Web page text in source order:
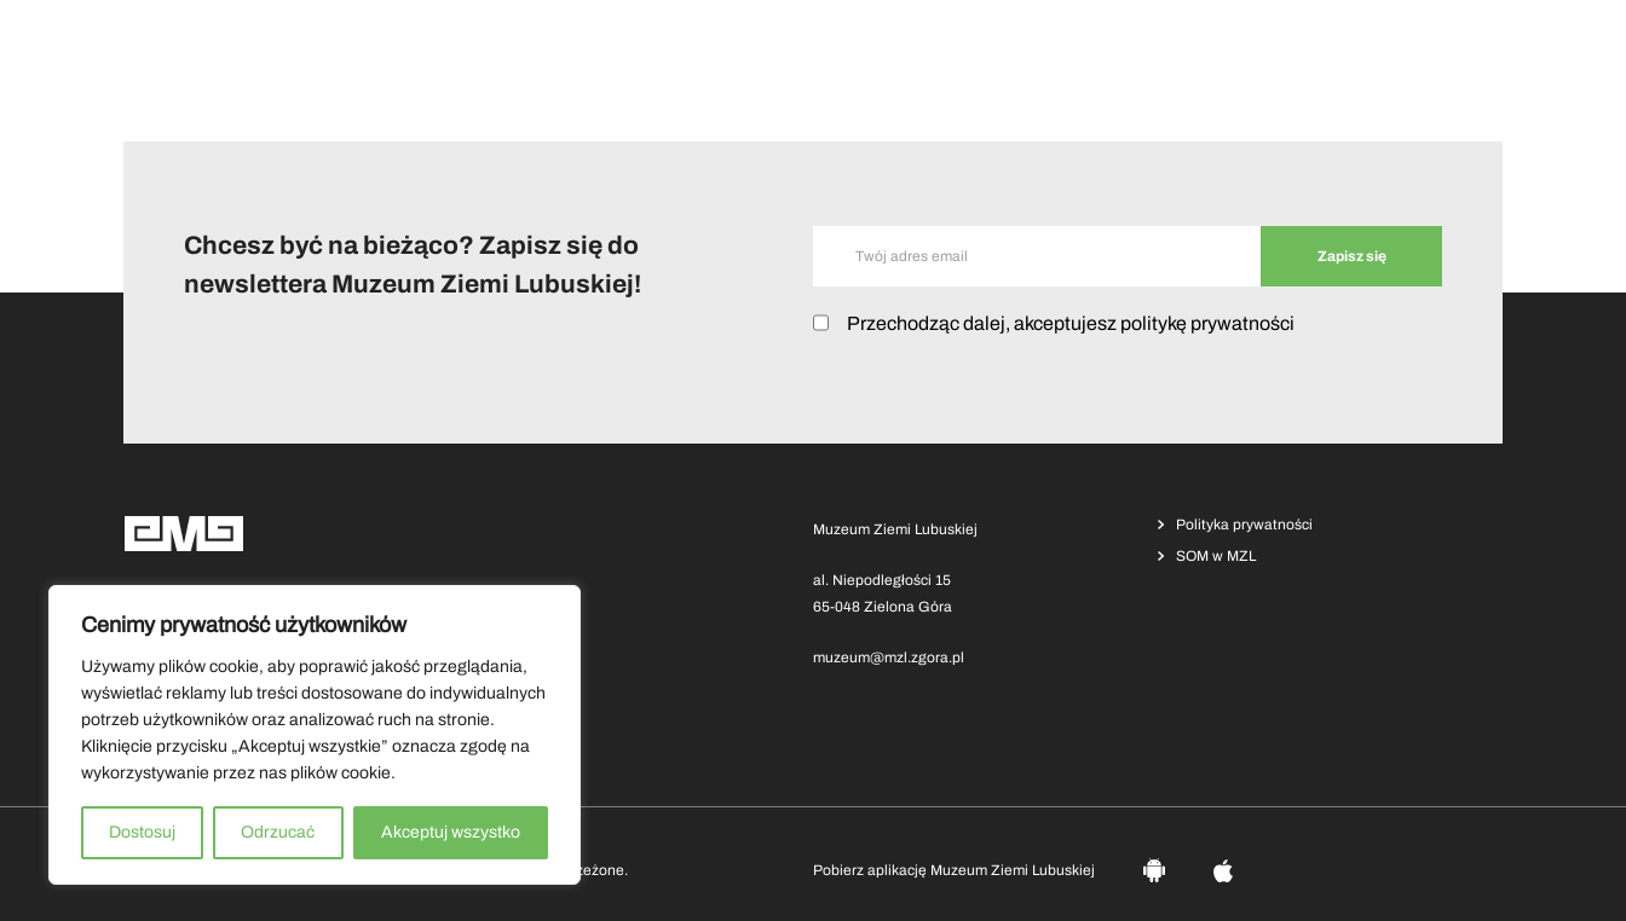
Cenimy prywatność użytkowników
Używamy plików cookie, aby poprawić jakość przeglądania,
wyświetlać reklamy lub treści dostosowane do indywidualnych
potrzeb użytkowników oraz analizować ruch na stronie.
Kliknięcie przycisku „Akceptuj wszystkie” oznacza zgodę na
wykorzystywanie przez nas plików cookie.
Dostosuj Odrzucać Akceptuj wszystko
Chcesz być na bieżąco? Zapisz się do
newslettera Muzeum Ziemi Lubuskiej!
Przechodząc dalej, akceptujesz politykę prywatności
Muzeum Ziemi Lubuskiej
al. Niepodległości 15
65-048 Zielona Góra
muzeum@mzl.zgora.pl
Polityka prywatności
SOM w MZL
Copyrights by Muzeum Ziemi Lubuskiej 2026. Wszystkie prawa zastrzeżone. Pobierz aplikację Muzeum Ziemi Lubuskiej